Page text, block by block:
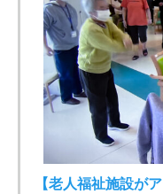
【老人福祉施設が